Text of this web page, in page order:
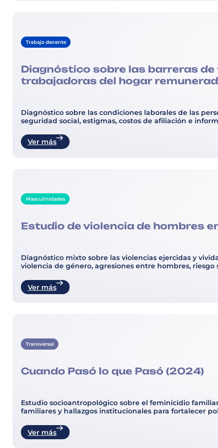
Trabajo decente
Diagnóstico sobre las barreras
trabajadoras del hogar
Diagnóstico sobre las condiciones laborales de las
seguridad social, estigmas, costos de afiliación e
Ver más
Masculinidades
Estudio de violencia de hombres
Diagnóstico mixto sobre las violencias ejercidas y
violencia de género, agresiones entre hombres,
Ver más
Transversal
Cuando Pasó lo que Pasó (2024)
Estudio socioantropológico sobre el feminicidio
familiares y hallazgos institucionales para fortalecer
Ver más